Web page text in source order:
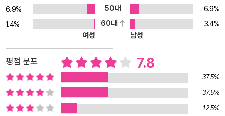
달라졌을까? 《5분의 기적 EFT 전면 개정판》은 아예 다른 책이라고
할 수 있을 정도로 새롭게 다듬어졌다. (1) 암 등 중증질환 기존 판에
서 설명이 부족했던 암, 심장병, 디스크 등 중증질환에 대한 EFT 기법
이 대폭 추가되었다. 단순히 두드리는 것만으로 암이 낫는다고 단정
지을 수는 없지만, EFT가 암과 같은 심각한 질병을 극복하는 데에도
상당한 도움을 준다는 것을 분명한 과학적 근거와 사례를 바탕으로
뱃속 트라우마’를 본격적으로 다루었다. ‘엄마 뱃속 트라우마’란 태아
가 엄마 뱃속에 있을 때부터 직간접적으로 받는 정신적 외상을 뜻하
6.9%
50대
6.9%
1.4%
60대
3.4%
여성
남성
평점 분포 7.8
37.5%
37.5%
12.5%